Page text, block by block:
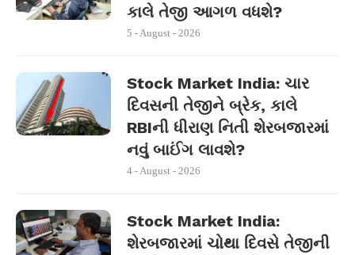
કાલે તેજી આગળ વધશે?
5 - August - 2026
Stock Market India: ચાર
દિવસની તેજીને બ્રેક, કાલે
RBIની ધીરાણ નિતી શેરબજારમાં
નવું બાઈંગ લાવશે?
4 - August - 2026
Stock Market India:
શેરબજારમાં ચોથા દિવસે તેજીની